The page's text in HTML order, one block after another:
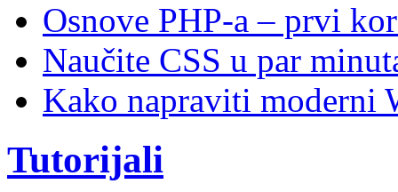
Osnove PHP-a – prvi
Naučite CSS u par
Kako napraviti moderni
Tutorijali